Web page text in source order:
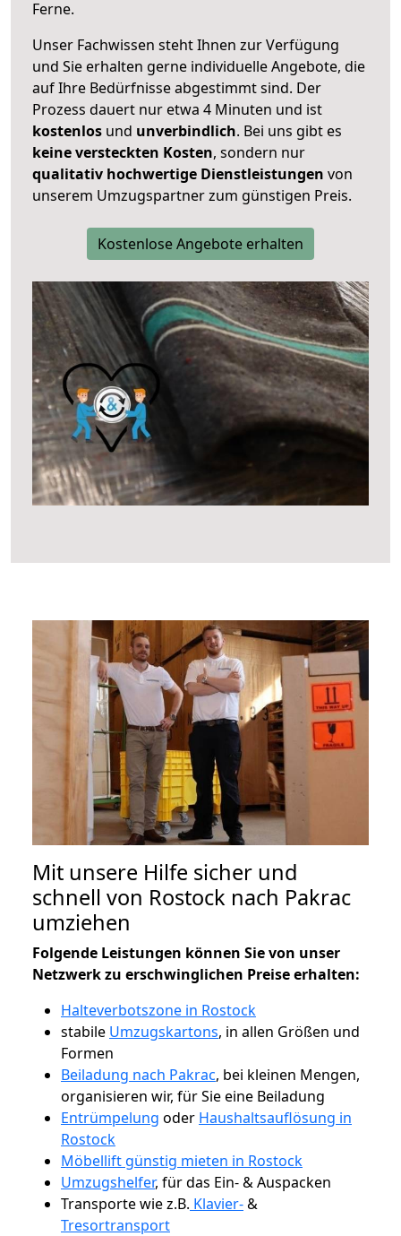
Ferne.
Unser Fachwissen steht Ihnen zur Verfügung
und Sie erhalten gerne individuelle Angebote, die
auf Ihre Bedürfnisse abgestimmt sind. Der
Prozess dauert nur etwa 4 Minuten und ist
kostenlos und unverbindlich. Bei uns gibt es
keine versteckten Kosten, sondern nur
qualitativ hochwertige Dienstleistungen von
unserem Umzugspartner zum günstigen Preis.
Kostenlose Angebote erhalten
Mit unsere Hilfe sicher und
schnell von Rostock nach Pakrac
umziehen
Folgende Leistungen können Sie von unser
Netzwerk zu erschwinglichen Preise erhalten:
Halteverbotszone in Rostock
stabile Umzugskartons, in allen Größen und
Formen
Beiladung nach Pakrac, bei kleinen Mengen,
organisieren wir, für Sie eine Beiladung
Entrümpelung oder Haushaltsauflösung in
Rostock
Möbellift günstig mieten in Rostock
Umzugshelfer, für das Ein- & Auspacken
Transporte wie z.B. Klavier-&
Tresortransport